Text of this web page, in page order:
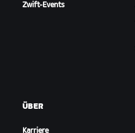
Zwift-Events
ÜBER
Karriere